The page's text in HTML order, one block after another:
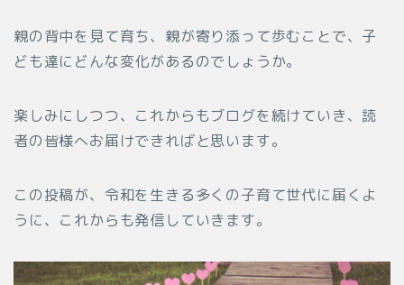
親の背中を見て育ち、親が寄り添って歩むことで、子
ども達にどんな変化があるのでしょうか。
楽しみにしつつ、これからもブログを続けていき、読
者の皆様へお届けできればと思います。
この投稿が、令和を生きる多くの子育て世代に届くよ
うに、これからも発信していきます。